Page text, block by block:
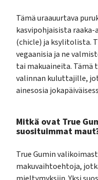
Tämä uraauurtava
kasvipohjaisista
(chicle) ja ksylitolista.
vegaanisia ja ne
tai makuaineita. Tämä
valinnan kuluttajille,
ainesosia
Mitkä ovat True
suosituimmat
True Gumin
makuvaihtoehtoja,